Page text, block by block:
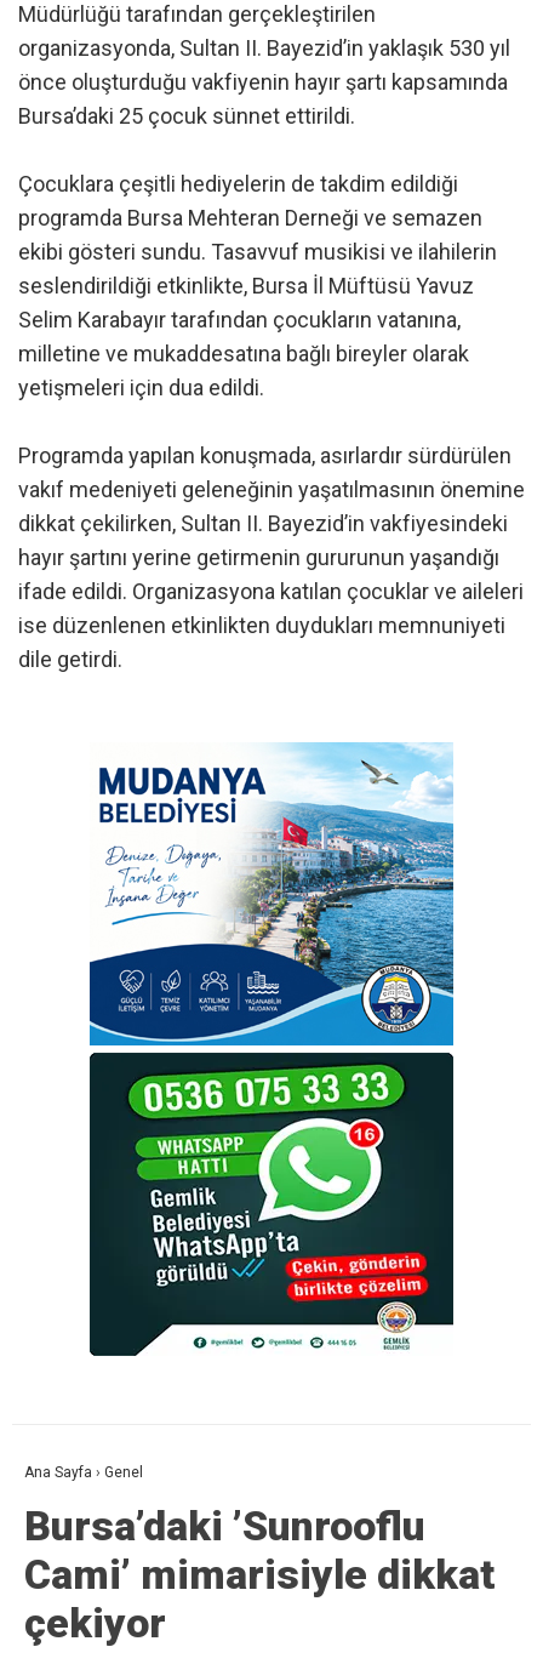
Müdürlüğü tarafından gerçekleştirilen
organizasyonda, Sultan II. Bayezid’in yaklaşık 530 yıl
önce oluşturduğu vakfiyenin hayır şartı kapsamında
Bursa’daki 25 çocuk sünnet ettirildi.
Çocuklara çeşitli hediyelerin de takdim edildiği
programda Bursa Mehteran Derneği ve semazen
ekibi gösteri sundu. Tasavvuf musikisi ve ilahilerin
seslendirildiği etkinlikte, Bursa İl Müftüsü Yavuz
Selim Karabayır tarafından çocukların vatanına,
milletine ve mukaddesatına bağlı bireyler olarak
yetişmeleri için dua edildi.
Programda yapılan konuşmada, asırlardır sürdürülen
vakıf medeniyeti geleneğinin yaşatılmasının önemine
dikkat çekilirken, Sultan II. Bayezid’in vakfiyesindeki
hayır şartını yerine getirmenin gururunun yaşandığı
ifade edildi. Organizasyona katılan çocuklar ve aileleri
ise düzenlenen etkinlikten duydukları memnuniyeti
dile getirdi.
Ana Sayfa › Genel
Bursa’daki ’Sunrooflu
Cami’ mimarisiyle dikkat
çekiyor